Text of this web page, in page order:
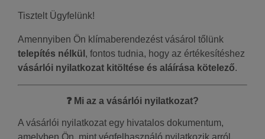
Tisztelt Ügyfelünk!
Amennyiben Ön klímaberendezést vásárol tőlünk
telepítés nélkül , fontos tudnia, hogy az értékesítéshez
vásárlói nyilatkozat kitöltése és aláírása kötelező.
❓ Mi az a vásárlói nyilatkozat?
A vásárlói nyilatkozat egy hivatalos dokumentum,
amelyben Ön, mint végfelhasználó nyilatkozik arról,